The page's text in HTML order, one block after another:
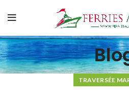
TRAVERSÉE